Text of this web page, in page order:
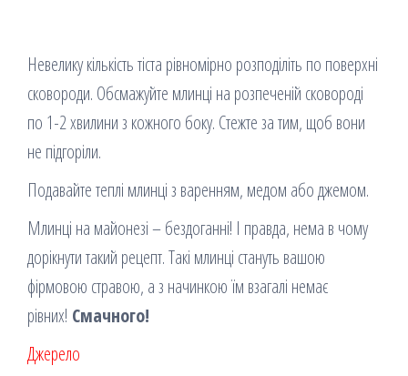
Невелику кількість тіста рівномірно розподіліть по поверхні
сковороди. Обсмажуйте млинці на розпеченій сковороді
по 1-2 хвилини з кожного боку. Стежте за тим, щоб вони
не підгоріли.
Подавайте теплі млинці з варенням, медом або джемом.
Млинці на майонезі – бездоганні! І правда, нема в чому
дорікнути такий рецепт. Такі млинці стануть вашою
фірмовою стравою, а з начинкою їм взагалі немає
рівних! Смачного!
Джерело